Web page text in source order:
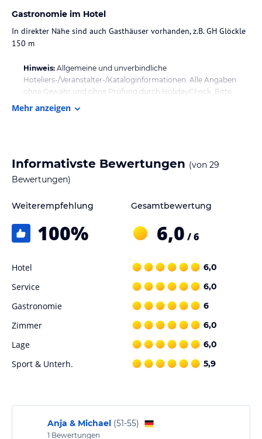
Gastronomie im Hotel
In direkter Nähe sind auch Gasthäuser vorhanden, z.B. GH Glöckle
150 m
Hinweis: Allgemeine und unverbindliche
Hoteliers-/Veranstalter-/Kataloginformationen. Alle Angaben
ohne Gewähr und ohne Prüfung durch HolidayCheck. Bitte
lies vor der Buchung die verbindlichen
jeweiligen Veranstalters.
Mehr anzeigen
Informativste Bewertungen (von 29
Bewertungen)
Weiterempfehlung
100%
Gesamtbewertung
6,0 / 6
Hotel 6,0
Service 6,0
Gastronomie 6
Zimmer 6,0
Lage 6,0
Sport & Unterh. 5,9
Anja & Michael (51-55)
1 Bewertungen